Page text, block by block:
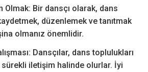
Olmak: Bir dansçı olarak, dans
düzenlemek ve tanıtmak
olmanız önemlidir.
Dansçılar, dans toplulukları
iletişim halinde olurlar. İyi